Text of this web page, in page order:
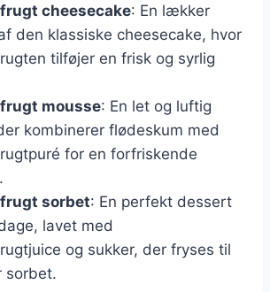
cheesecake: En lækker
den klassiske cheesecake, hvor
tilføjer en frisk og syrlig
mousse: En let og luftig
kombinerer flødeskum med
for en forfriskende
sorbet: En perfekt dessert
lavet med
og sukker, der fryses til
sorbet.